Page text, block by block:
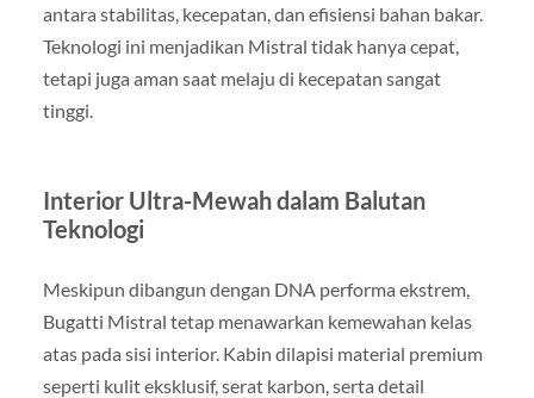
antara stabilitas, kecepatan, dan efisiensi bahan bakar.
Teknologi ini menjadikan Mistral tidak hanya cepat,
tetapi juga aman saat melaju di kecepatan sangat
tinggi.
Interior Ultra-Mewah dalam Balutan
Teknologi
Meskipun dibangun dengan DNA performa ekstrem,
Bugatti Mistral tetap menawarkan kemewahan kelas
atas pada sisi interior. Kabin dilapisi material premium
seperti kulit eksklusif, serat karbon, serta detail